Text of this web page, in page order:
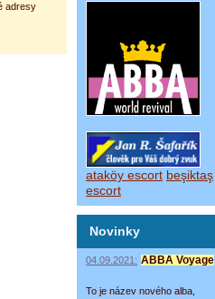
ataköy escort beşiktaş
escort
Novinky
04.09.2021: ABBA Voyage
To je název nového alba,
adresy